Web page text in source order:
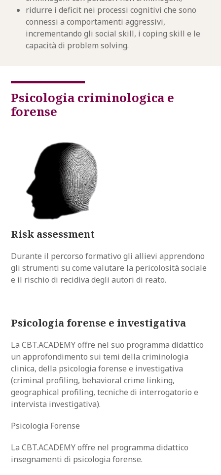
ridurre i deficit nei processi cognitivi che sono
connessi a comportamenti aggressivi,
incrementando gli social skill, i coping skill e le
capacità di problem solving.
Psicologia criminologica e
forense
Risk assessment
Durante il percorso formativo gli allievi apprendono
gli strumenti su come valutare la pericolosità sociale
e il rischio di recidiva degli autori di reato.
Psicologia forense e investigativa
La CBT.ACADEMY offre nel suo programma didattico
un approfondimento sui temi della criminologia
clinica, della psicologia forense e investigativa
(criminal profiling, behavioral crime linking,
geographical profiling, tecniche di interrogatorio e
intervista investigativa).
Psicologia Forense
La CBT.ACADEMY offre nel programma didattico
insegnamenti di psicologia forense.